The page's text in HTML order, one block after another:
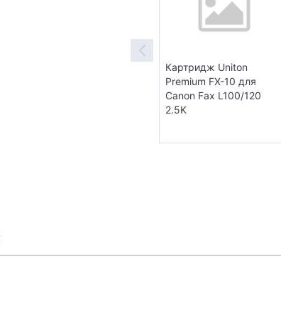
Картридж Uniton
Premium FX-10 для
Canon Fax L100/120
2.5K